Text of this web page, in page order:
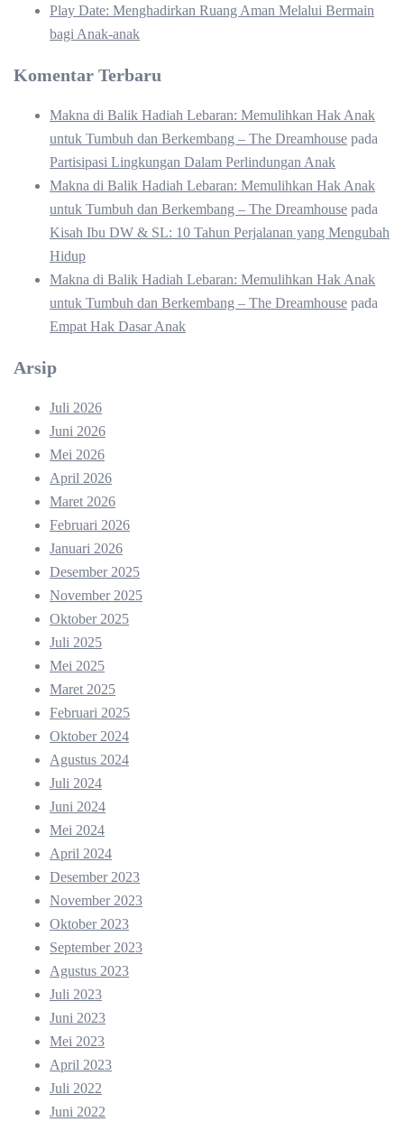
Play Date: Menghadirkan Ruang Aman Melalui Bermain
bagi Anak-anak
Komentar Terbaru
Makna di Balik Hadiah Lebaran: Memulihkan Hak Anak
untuk Tumbuh dan Berkembang – The Dreamhouse pada
Partisipasi Lingkungan Dalam Perlindungan Anak
Makna di Balik Hadiah Lebaran: Memulihkan Hak Anak
untuk Tumbuh dan Berkembang – The Dreamhouse pada
Kisah Ibu DW & SL: 10 Tahun Perjalanan yang Mengubah
Hidup
Makna di Balik Hadiah Lebaran: Memulihkan Hak Anak
untuk Tumbuh dan Berkembang – The Dreamhouse pada
Empat Hak Dasar Anak
Arsip
Juli 2026
Juni 2026
Mei 2026
April 2026
Maret 2026
Februari 2026
Januari 2026
Desember 2025
November 2025
Oktober 2025
Juli 2025
Mei 2025
Maret 2025
Februari 2025
Oktober 2024
Agustus 2024
Juli 2024
Juni 2024
Mei 2024
April 2024
Desember 2023
November 2023
Oktober 2023
September 2023
Agustus 2023
Juli 2023
Juni 2023
Mei 2023
April 2023
Juli 2022
Juni 2022